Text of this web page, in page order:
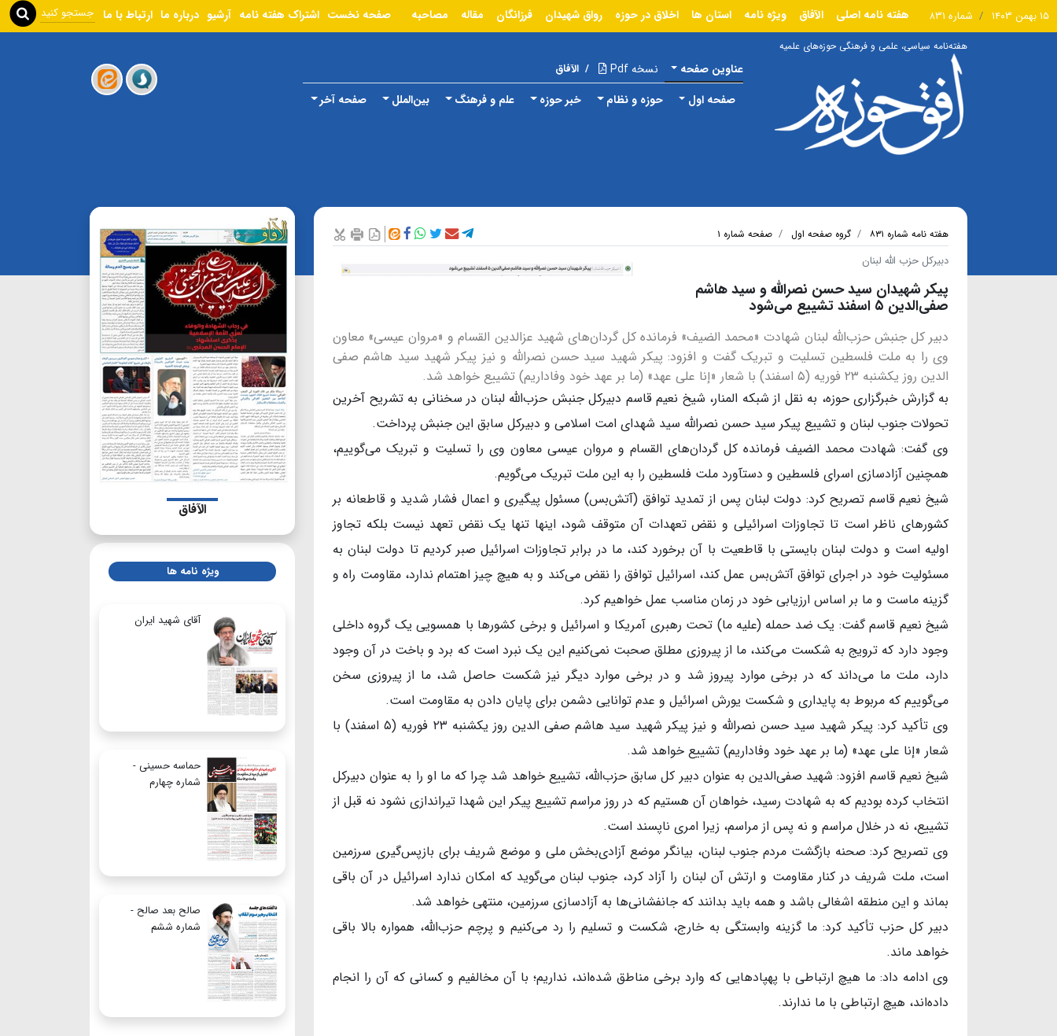
۱۵ بهمن ۱۴۰۳ شماره ۸۳۱ هفته نامه اصلی الآفاق ویژه نامه استان ها اخلاق در حوزه رواق شهیدان فرزانگان مقاله مصاحبه صفحه نخست اشتراک هفته نامه آرشیو درباره ما ارتباط با ما
هفته‌نامه سیاسی، علمی و فرهنگی حوزه‌های علمیه
عناوین صفحه نسخه Pdf / الآفاق
صفحه اول حوزه و نظام خبر حوزه علم و فرهنگ بین‌الملل صفحه آخر
هفته نامه شماره ۸۳۱ گروه صفحه اول صفحه شماره ۱
دبیرکل حزب الله لبنان
پیکر شهیدان سید حسن نصرالله و سید هاشم
صفی‌الدین ۵ اسفند تشییع می‌شود
دبیر کل جنبش حزب‌الله لبنان شهادت «محمد الضیف» فرمانده کل گردان‌های شهید عزالدین القسام و «مروان عیسی» معاون
وی را به ملت فلسطین تسلیت و تبریک گفت و افزود: پیکر شهید سید حسن نصرالله و نیز پیکر شهید سید هاشم صفی
الدین روز یکشنبه ۲۳ فوریه (۵ اسفند) با شعار «إنا علی عهد» (ما بر عهد خود وفاداریم) تشییع خواهد شد.
به گزارش خبرگزاری حوزه، به نقل از شبکه المنار، شیخ نعیم قاسم دبیرکل جنبش حزب‌الله لبنان در سخنانی به تشریح آخرین
تحولات جنوب لبنان و تشییع پیکر سید حسن نصرالله سید شهدای امت اسلامی و دبیرکل سابق این جنبش پرداخت.
وی گفت: شهادت محمد الضیف فرمانده کل گردان‌های القسام و مروان عیسی معاون وی را تسلیت و تبریک می‌گوییم،
همچنین آزادسازی اسرای فلسطین و دستآورد ملت فلسطین را به این ملت تبریک می‌گویم.
شیخ نعیم قاسم تصریح کرد: دولت لبنان پس از تمدید توافق (آتش‌بس) مسئول پیگیری و اعمال فشار شدید و قاطعانه بر
کشورهای ناظر است تا تجاوزات اسرائیلی و نقض تعهدات آن متوقف شود، اینها تنها یک نقض تعهد نیست بلکه تجاوز
اولیه است و دولت لبنان بایستی با قاطعیت با آن برخورد کند، ما در برابر تجاوزات اسرائیل صبر کردیم تا دولت لبنان به
مسئولیت خود در اجرای توافق آتش‌بس عمل کند، اسرائیل توافق را نقض می‌کند و به هیچ چیز اهتمام ندارد، مقاومت راه و
گزینه ماست و ما بر اساس ارزیابی خود در زمان مناسب عمل خواهیم کرد.
شیخ نعیم قاسم گفت: یک ضد حمله (علیه ما) تحت رهبری آمریکا و اسرائیل و برخی کشورها با همسویی یک گروه داخلی
وجود دارد که ترویج به شکست می‌کند، ما از پیروزی مطلق صحبت نمی‌کنیم این یک نبرد است که برد و باخت در آن وجود
دارد، ملت ما می‌داند که در برخی موارد پیروز شد و در برخی موارد دیگر نیز شکست حاصل شد، ما از پیروزی سخن
می‌گوییم که مربوط به پایداری و شکست یورش اسرائیل و عدم توانایی دشمن برای پایان دادن به مقاومت است.
وی تأکید کرد: پیکر شهید سید حسن نصرالله و نیز پیکر شهید سید هاشم صفی الدین روز یکشنبه ۲۳ فوریه (۵ اسفند) با
شعار «إنا علی عهد» (ما بر عهد خود وفاداریم) تشییع خواهد شد.
شیخ نعیم قاسم افزود: شهید صفی‌الدین به عنوان دبیر کل سابق حزب‌الله، تشییع خواهد شد چرا که ما او را به عنوان دبیرکل
انتخاب کرده بودیم که به شهادت رسید، خواهان آن هستیم که در روز مراسم تشییع پیکر این شهدا تیراندازی نشود نه قبل از
تشییع، نه در خلال مراسم و نه پس از مراسم، زیرا امری ناپسند است.
وی تصریح کرد: صحنه بازگشت مردم جنوب لبنان، بیانگر موضع آزادی‌بخش ملی و موضع شریف برای بازپس‌گیری سرزمین
است، ملت شریف در کنار مقاومت و ارتش آن لبنان را آزاد کرد، جنوب لبنان می‌گوید که امکان ندارد اسرائیل در آن باقی
بماند و این منطقه اشغالی باشد و همه باید بدانند که جانفشانی‌ها به آزادسازی سرزمین، منتهی خواهد شد.
دبیر کل حزب تأکید کرد: ما گزینه وابستگی به خارج، شکست و تسلیم را رد می‌کنیم و پرچم حزب‌الله، همواره بالا باقی
خواهد ماند.
وی ادامه داد: ما هیچ ارتباطی با پهپادهایی که وارد برخی مناطق شده‌اند، نداریم؛ با آن مخالفیم و کسانی که آن را انجام
داده‌اند، هیچ ارتباطی با ما ندارند.
الآفاق
ویژه نامه ها
آقای شهید ایران
حماسه حسینی -
شماره چهارم
صالح بعد صالح -
شماره ششم